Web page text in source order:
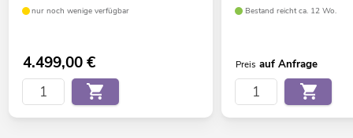
nur noch wenige verfügbar
4.499,00€
Bestand reicht ca. 12 Wo.
Preis auf Anfrage